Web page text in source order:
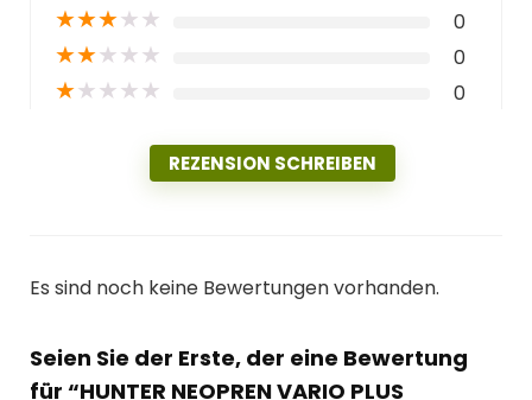
★★★★★ 0
★★★★★ 0
★★★★★ 0
REZENSION SCHREIBEN
Es sind noch keine Bewertungen vorhanden.
Seien Sie der Erste, der eine Bewertung
für “HUNTER NEOPREN VARIO PLUS